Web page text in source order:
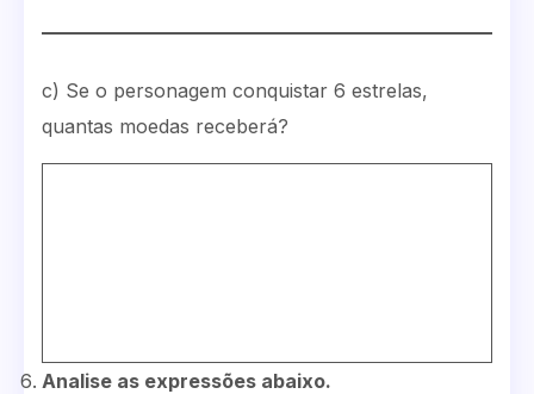
c) Se o personagem conquistar 6 estrelas,
quantas moedas receberá?
Analise as expressões abaixo.